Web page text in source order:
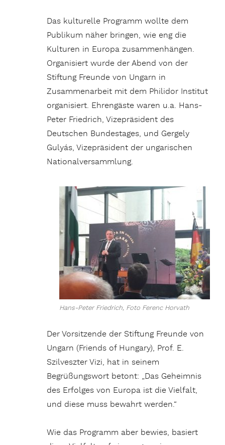
Das kulturelle Programm wollte dem
Publikum näher bringen, wie eng die
Kulturen in Europa zusammenhängen.
Organisiert wurde der Abend von der
Stiftung Freunde von Ungarn in
Zusammenarbeit mit dem Philidor Institut
organisiert. Ehrengäste waren u.a. Hans-
Peter Friedrich, Vizepräsident des
Deutschen Bundestages, und Gergely
Gulyás, Vizepräsident der ungarischen
Nationalversammlung.
Hans-Peter Friedrich, Foto Ferenc Horvath
Der Vorsitzende der Stiftung Freunde von
Ungarn (Friends of Hungary), Prof. E.
Szilveszter Vizi, hat in seinem
Begrüßungswort betont: „Das Geheimnis
des Erfolges von Europa ist die Vielfalt,
und diese muss bewahrt werden.“
Wie das Programm aber bewies, basiert